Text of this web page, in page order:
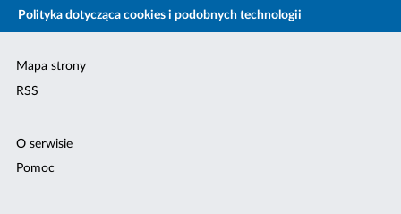
Polityka dotycząca cookies i podobnych technologii
Mapa strony
RSS
O serwisie
Pomoc